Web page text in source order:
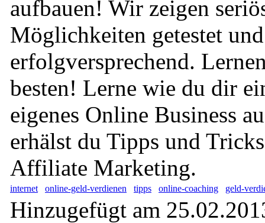
aufbauen! Wir zeigen
Möglichkeiten getestet und
erfolgversprechend.
besten! Lerne wie du dir
eigenes Online Business
erhälst du Tipps und
Affiliate Marketing.
internet online-geld-verdienen tipps online-coaching geld-
Hinzugefügt am